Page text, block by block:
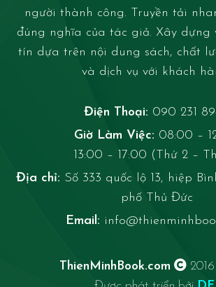
người thành công. Truyền tải
đúng nghĩa của tác giả. Xây dựng
tín dựa trên nội dung sách, chất
và dịch vụ với khách
Điện Thoại: 090 231
Giờ Làm Việc: 08:00 –
13:00 – 17:00 (Thứ 2 –
Địa chỉ: Số 333 quốc lộ 13, hiệp
phố Thủ Đức
Email:
ThienMinhBook.com